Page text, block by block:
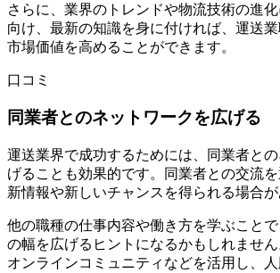
さらに、業界のトレンドや物流技術の進
向け、最新の知識を身に付ければ、運送
市場価値を高めることができます。
口コミ
同業者とのネットワークを広げる
運送業界で成功するためには、同業者と
げることも効果的です。同業者との交流
新情報や新しいチャンスを得られる場合が
他の職種の仕事内容や働き方を学ぶこと
の幅を広げるヒントになるかもしれませ
オンラインコミュニティなどを活用し、人